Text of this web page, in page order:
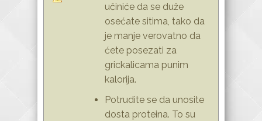
učiniće da se duže
osećate sitima, tako da
je manje verovatno da
ćete posezati za
grickalicama punim
kalorija.
Potrudite se da unosite
dosta proteina. To su